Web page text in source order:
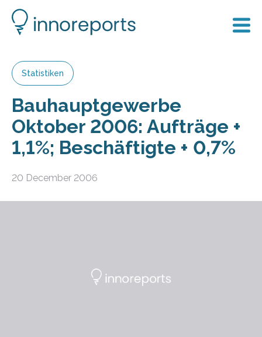
Statistiken
Bauhauptgewerbe
Oktober 2006: Aufträge +
1,1%; Beschäftigte + 0,7%
20 December 2006